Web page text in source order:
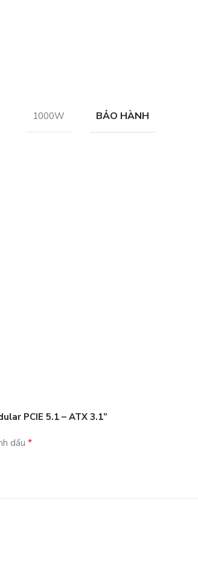
1000W BẢO HÀNH
PCIE 5.1 – ATX 3.1”
dấu *